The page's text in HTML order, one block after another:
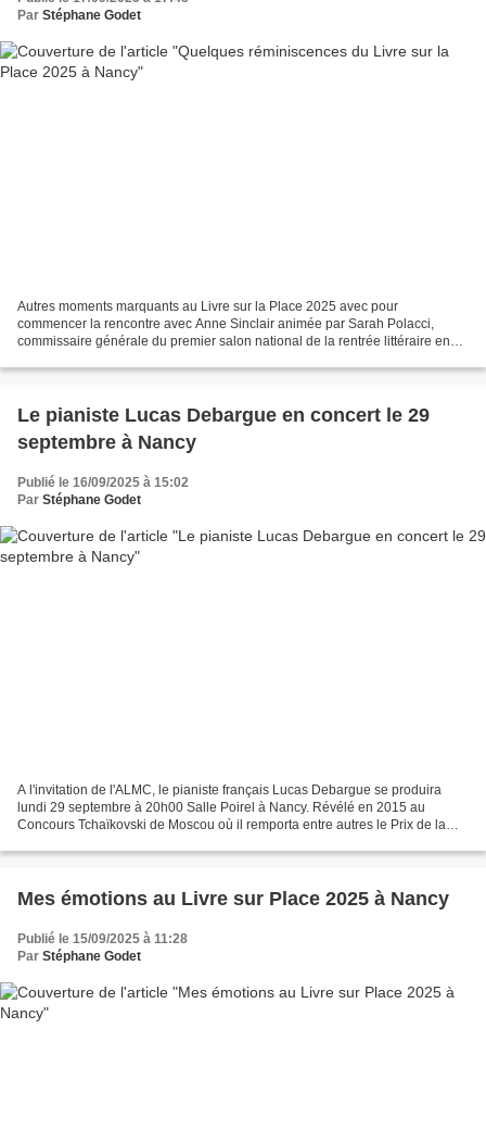
Par Stéphane Godet
Autres moments marquants au Livre sur la Place 2025 avec pour
commencer la rencontre avec Anne Sinclair animée par Sarah Polacci,
commissaire générale du premier salon national de la rentrée littéraire en
Le pianiste Lucas Debargue en concert le 29
septembre à Nancy
Publié le 16/09/2025 à 15:02
Par Stéphane Godet
A l'invitation de l'ALMC, le pianiste français Lucas Debargue se produira
lundi 29 septembre à 20h00 Salle Poirel à Nancy. Révélé en 2015 au
Concours Tchaïkovski de Moscou où il remporta entre autres le Prix de la
Mes émotions au Livre sur Place 2025 à Nancy
Publié le 15/09/2025 à 11:28
Par Stéphane Godet